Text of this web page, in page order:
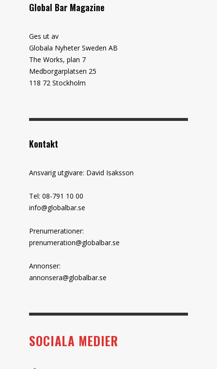
Global Bar Magazine
Ges ut av
Globala Nyheter Sweden AB
The Works, plan 7
Medborgarplatsen 25
118 72 Stockholm
Kontakt
Ansvarig utgivare: David Isaksson
Tel: 08-791 10 00
info@globalbar.se
Prenumerationer:
prenumeration@globalbar.se
Annonser:
annonsera@globalbar.se
SOCIALA MEDIER